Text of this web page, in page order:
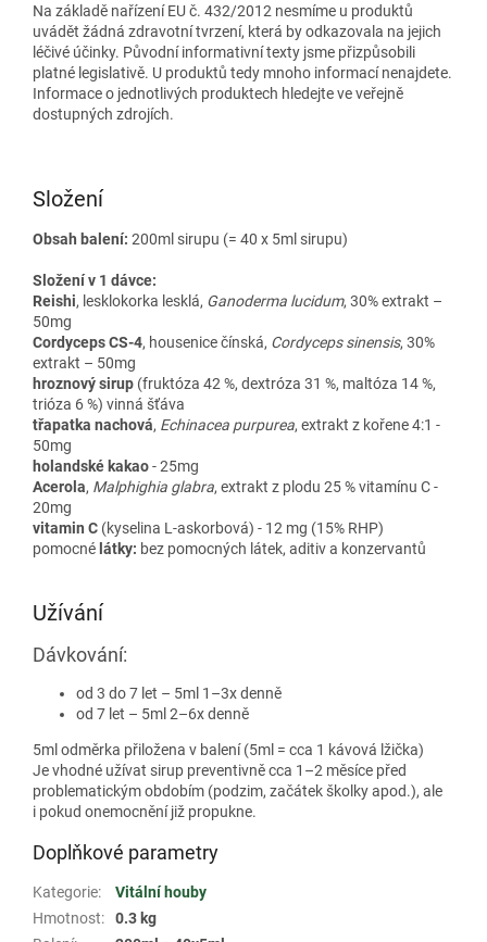
Na základě nařízení EU č. 432/2012 nesmíme u produktů
uvádět žádná zdravotní tvrzení, která by odkazovala na jejich
léčivé účinky. Původní informativní texty jsme přizpůsobili
platné legislativě. U produktů tedy mnoho informací nenajdete.
Informace o jednotlivých produktech hledejte ve veřejně
dostupných zdrojích.
Složení
Obsah balení: 200ml sirupu (= 40 x 5ml sirupu)
Složení v 1 dávce:
Reishi, lesklokorka lesklá, Ganoderma lucidum, 30% extrakt –
50mg
Cordyceps CS-4, housenice čínská, Cordyceps sinensis, 30%
extrakt – 50mg
hroznový sirup (fruktóza 42 %, dextróza 31 %, maltóza 14 %,
trióza 6 %) vinná šťáva
třapatka nachová, Echinacea purpurea, extrakt z kořene 4:1 -
50mg
holandské kakao- 25mg
Acerola, Malphighia glabra, extrakt z plodu 25 % vitamínu C -
20mg
vitamin C (kyselina L-askorbová) - 12 mg (15% RHP)
pomocnélátky: bez pomocných látek, aditiv a konzervantů
Užívání
Dávkování:
od 3 do 7 let – 5ml 1–3x denně
od 7 let – 5ml 2–6x denně
5ml odměrka přiložena v balení (5ml = cca 1 kávová lžička)
Je vhodné užívat sirup preventivně cca 1–2 měsíce před
problematickým obdobím (podzim, začátek školky apod.), ale
i pokud onemocnění již propukne.
Doplňkové parametry
Kategorie:
Vitální houby
Hmotnost:
0.3 kg